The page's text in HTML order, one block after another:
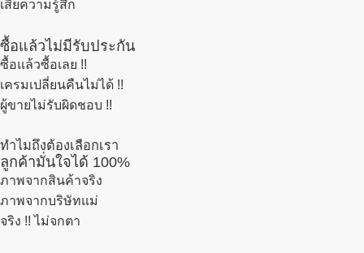
เสียความรู้สึก
ซื้อแล้วไม่มีรับประกัน
ซื้อแล้วซื้อเลย !!
เครมเปลี่ยนคืนไม่ได้ !!
ผู้ขายไม่รับผิดชอบ !!
ทำไมถึงต้องเลือกเรา
ลูกค้ามั่นใจได้ 100%
ภาพจากสินค้าจริง
ภาพจากบริษัทแม่
จริง !! ไม่จกตา